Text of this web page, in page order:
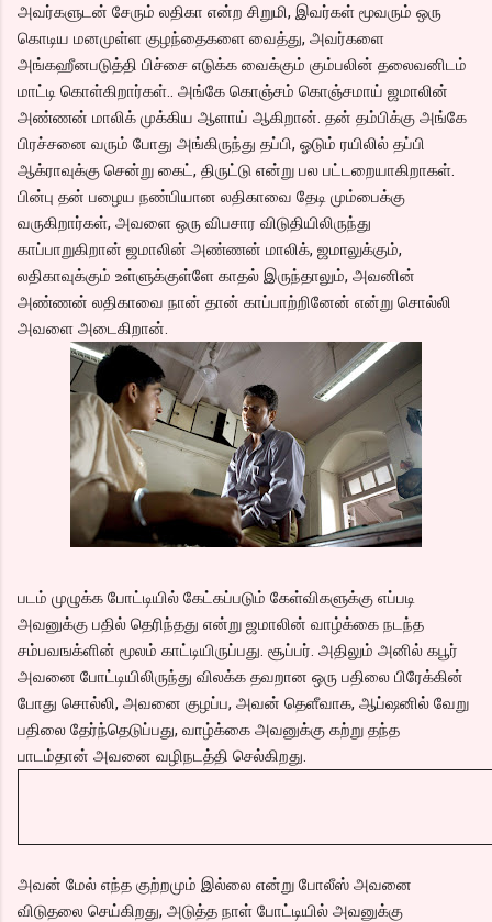
அவர்களுடன் சேரும் லதிகா என்ற சிறுமி, இவர்கள் மூவரும் ஒரு
கொடிய மனமுள்ள குழந்தைகளை வைத்து, அவர்களை
அங்கஹீனபடுத்தி பிச்சை எடுக்க வைக்கும் கும்பலின் தலைவனிடம்
மாட்டி கொள்கிறார்கள்.. அங்கே கொஞ்சம் கொஞ்சமாய் ஜமாலின்
அண்ணன் மாலிக் முக்கிய ஆளாய் ஆகிறான். தன் தம்பிக்கு அங்கே
பிரச்சனை வரும் போது அங்கிருந்து தப்பி, ஓடும் ரயிலில் தப்பி
ஆக்ராவுக்கு சென்று கைட், திருட்டு என்று பல பட்டறையாகிறாகள்.
பின்பு தன் பழைய நண்பியான லதிகாவை தேடி மும்பைக்கு
வருகிறார்கள், அவளை ஒரு விபசார விடுதியிலிருந்து
காப்பாறுகிறான் ஜமாலின் அண்ணன் மாலிக், ஜமாலுக்கும்,
லதிகாவுக்கும் உள்ளுக்குள்ளே காதல் இருந்தாலும், அவனின்
அண்ணன் லதிகாவை நான் தான் காப்பாற்றினேன் என்று சொல்லி
அவளை அடைகிறான்.
படம் முழுக்க போட்டியில் கேட்கப்படும் கேள்விகளுக்கு எப்படி
அவனுக்கு பதில் தெரிந்தது என்று ஜமாலின் வாழ்க்கை நடந்த
சம்பவஙக்ளின் மூலம் காட்டியிருப்பது. சூப்பர். அதிலும் அனில் கபூர்
அவனை போட்டியிலிருந்து விலக்க தவறான ஒரு பதிலை பிரேக்கின்
போது சொல்லி, அவனை குழப்ப, அவன் தெளீவாக, ஆப்ஷனில் வேறு
பதிலை தேர்ந்தெடுப்பது, வாழ்க்கை அவனுக்கு கற்று தந்த
பாடம்தான் அவனை வழிநடத்தி செல்கிறது.
அவன் மேல் எந்த குற்றமும் இல்லை என்று போலீஸ் அவனை
விடுதலை செய்கிறது, அடுத்த நாள் போட்டியில் அவனுக்கு